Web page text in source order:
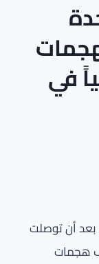
في
بعد أن توصلت
هجمات